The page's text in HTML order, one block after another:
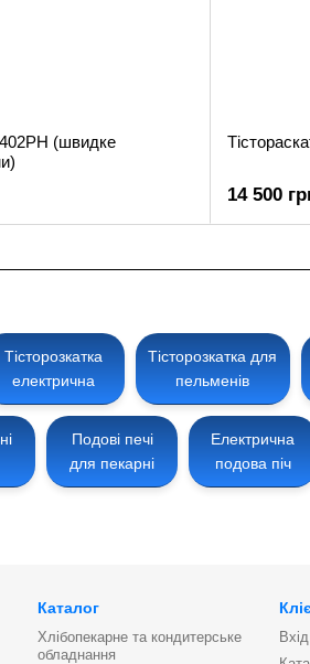
Тісторозкатка
електрична
Тісторозкатка для
пельменів
Подові печі
для пекарні
Електрична
подова піч
(швидке
14 500
Каталог
Хлібопекарне та кондитерське
обладнання